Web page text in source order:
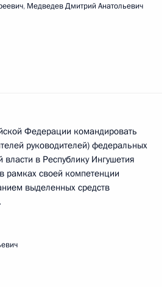
, Медведев Дмитрий Анатольевич
Федерации командировать
руководителей) федеральных
власти в Республику Ингушетия
рамках своей компетенции
выделенных средств